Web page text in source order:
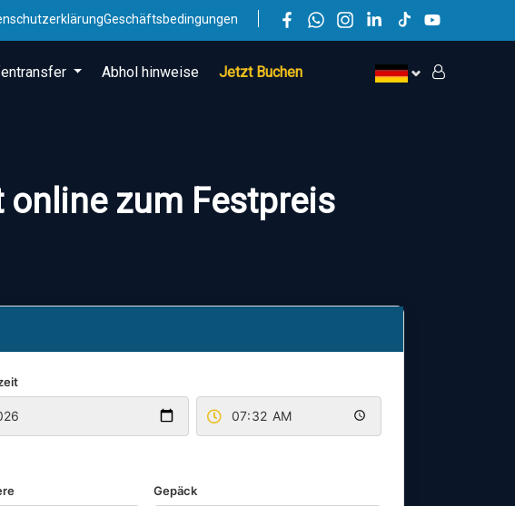
Geschäftsbedingungen
Abhol hinweise Jetzt Buchen
zum Festpreis
Gepäck